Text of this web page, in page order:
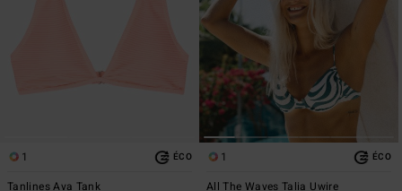
1 ÉCO
Tanlines Ava Tank
1 ÉCO
All The Waves Talia Uwire